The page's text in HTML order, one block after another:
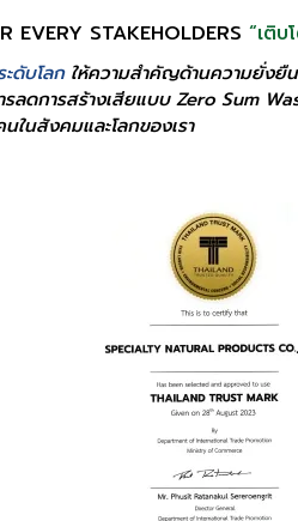
EVERY STAKEHOLDERS “เติ
ดับโลกให้ความสำคัญด้านความยั่งยืน
ลดการสร้างเสียแบบ Zero Sum
ในสังคมและโลกของเรา